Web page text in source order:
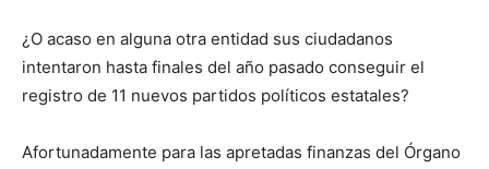
¿O acaso en alguna otra entidad sus ciudadanos
intentaron hasta finales del año pasado conseguir el
registro de 11 nuevos partidos políticos estatales?
Afortunadamente para las apretadas finanzas del Órgano